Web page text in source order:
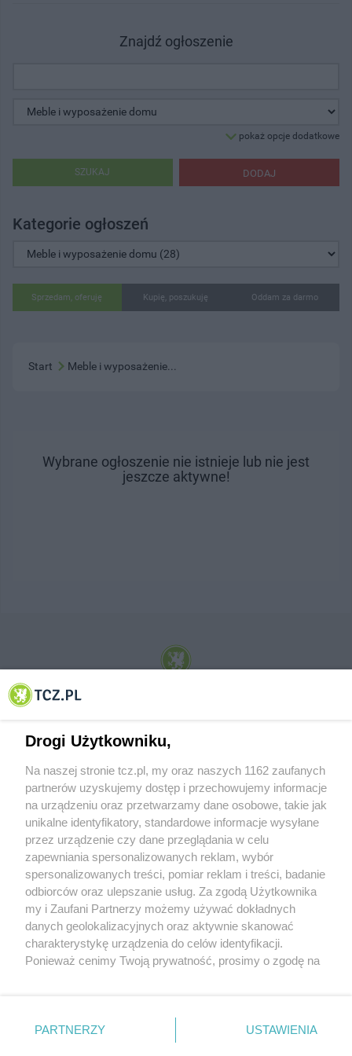
Znajdź ogłoszenie
pokaż opcje dodatkowe
DODAJ
SZUKAJ
Kategorie ogłoszeń
Sprzedam, oferuję Kupię, poszukuję Oddam za darmo
Start Meble i wyposażenie...
Wybrane ogłoszenie nie istnieje lub nie jest
jeszcze aktywne!
© 2001-2026 Tczew - TCZ.PL Sp. z o.o. Internetowy Serwis Informacyjny Miasta
O FIRMIE POLITYKA PRYWATNOŚCI HOSTING
REKLAMA WSPÓŁPRACA RSS FACEBOOK KONTAKT
Nasze serwisy
Aktualności
Tcz24
Historia miasta
Muzyka i kultura
Archiwum wydarzeń
Zdjęcia miasta
Drogi Użytkowniku,
Na naszej stronie tcz.pl, my oraz naszych 1162 zaufanych
partnerów uzyskujemy dostęp i przechowujemy informacje
na urządzeniu oraz przetwarzamy dane osobowe, takie jak
unikalne identyfikatory, standardowe informacje wysyłane
przez urządzenie czy dane przeglądania w celu
zapewniania spersonalizowanych reklam, wybór
spersonalizowanych treści, pomiar reklam i treści, badanie
odbiorców oraz ulepszanie usług. Za zgodą Użytkownika
my i Zaufani Partnerzy możemy używać dokładnych
danych geolokalizacyjnych oraz aktywnie skanować
charakterystykę urządzenia do celów identyfikacji.
Ponieważ cenimy Twoją prywatność, prosimy o zgodę na
znajdujący się w lewym dolnym rogu strony
. Niektóre
PARTNERZY USTAWIENIA